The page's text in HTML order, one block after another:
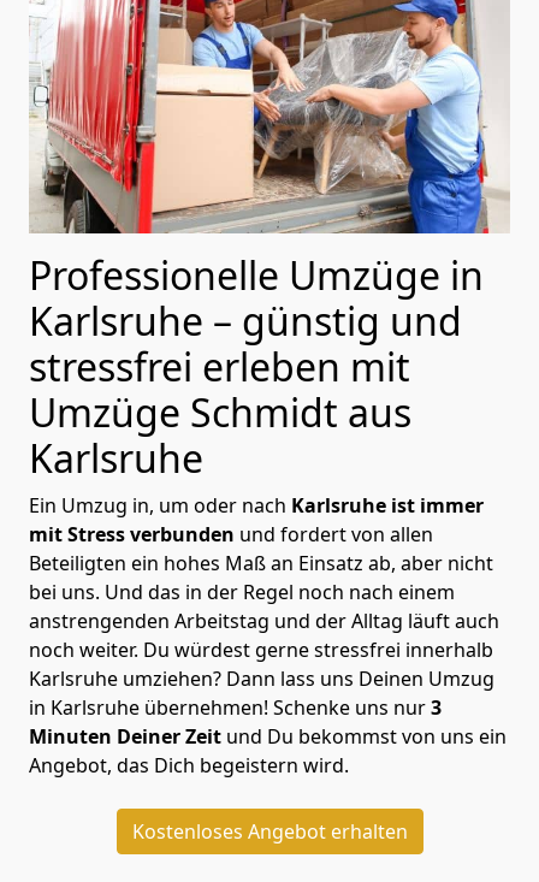
Professionelle Umzüge in
Karlsruhe – günstig und
stressfrei erleben mit
Umzüge Schmidt aus
Karlsruhe
Ein Umzug in, um oder nach Karlsruhe ist immer
mit Stress verbunden und fordert von allen
Beteiligten ein hohes Maß an Einsatz ab, aber nicht
bei uns. Und das in der Regel noch nach einem
anstrengenden Arbeitstag und der Alltag läuft auch
noch weiter. Du würdest gerne stressfrei innerhalb
Karlsruhe umziehen? Dann lass uns Deinen Umzug
in Karlsruhe übernehmen! Schenke uns nur3
Minuten Deiner Zeit und Du bekommst von uns ein
Angebot, das Dich begeistern wird.
Kostenloses Angebot erhalten